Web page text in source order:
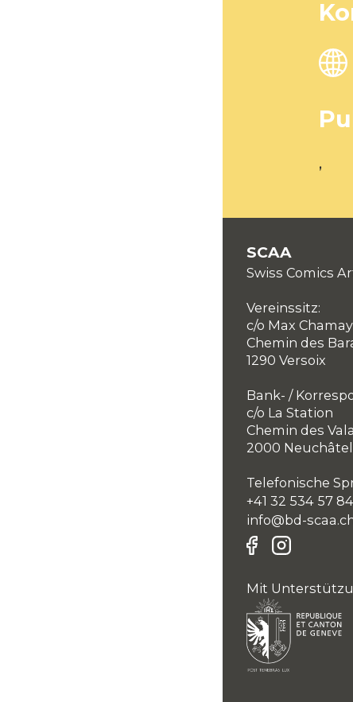
,
SCAA
Swiss Comics
Vereinssitz:
c/o Max Chamay
Chemin des
1290 Versoix
Bank- /
c/o La Station
Chemin des
2000 Neuchâtel
Telefonische
+41 32 534 57 84
info@bd-
Mit